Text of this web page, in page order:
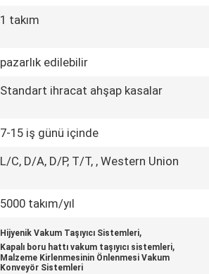
1 takım
pazarlık edilebilir
Standart ihracat ahşap kasalar
7-15 iş günü içinde
L/C, D/A, D/P, T/T, , Western Union
5000 takım/yıl
Hijyenik Vakum Taşıyıcı Sistemleri,
Kapalı boru hattı vakum taşıyıcı sistemleri,
Malzeme Kirlenmesinin Önlenmesi Vakum
Konveyör Sistemleri